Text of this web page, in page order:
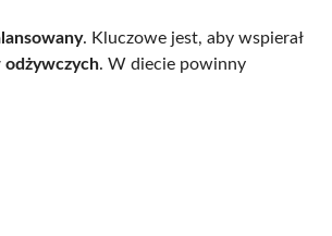
. Kluczowe jest, aby wspierał
odżywczych. W diecie powinny